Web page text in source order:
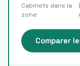
Cabinets dans la
zone
Comparer